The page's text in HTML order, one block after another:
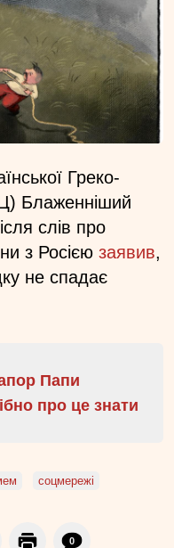
Греко-
Блаженніший
слів про
з Росією заявив,
не спадає
Папи
про це знати
соцмережі
0